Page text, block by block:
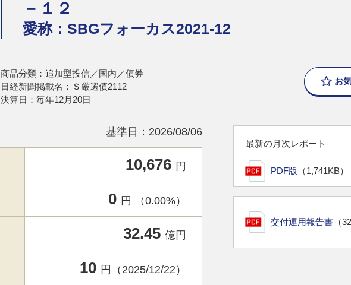
－１２
愛称：SBGフォーカス2021-12
商品分類：追加型投信／国内／債券
日経新聞掲載名：Ｓ厳選債2112
決算日：毎年12月20日
お
基準日：2026/08/06
10,676 円
0 円 （0.00%）
32.45 億円
10 円（2025/12/22）
最新の月次レポート
PDF版 （1,741KB）
交付運用報告書 （